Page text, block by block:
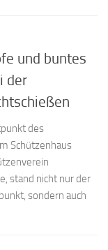
und buntes
der
des
Schützenhaus
stand nicht nur der
sondern auch